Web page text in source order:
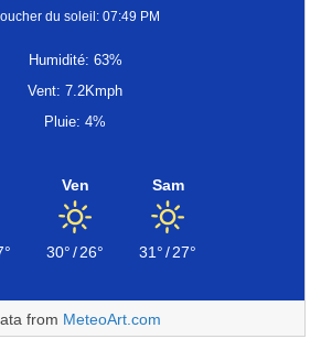
du soleil: 07:49 PM
Humidité: 63%
Vent: 7.2Kmph
Pluie: 4%
Ven
30°/26°
Sam
31°/27°
from MeteoArt.com